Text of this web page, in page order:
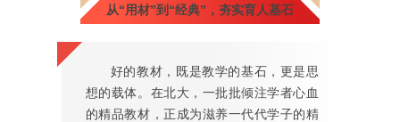
从“用材”到“经典”，夯实育人基石
好的教材，既是教学的基石，更是思
想的载体。在北大，一批批倾注学者心血
的精品教材，正成为滋养一代代学子的精